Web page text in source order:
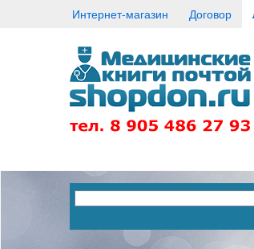
Интернет-магазин Договор